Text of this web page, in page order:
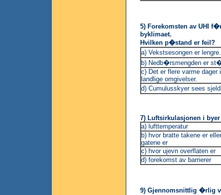
5) Forekomsten av UHI
byklimaet.
Hvilken p�stand er feil?
a) Vekstsesongen er lengre.
b) Nedb�rsmengden er
c) Det er flere varme dager
landlige omgivelser.
d) Cumulusskyer sees
7) Luftsirkulasjonen i
a) lufttemperatur
b) hvor bratte takene er
gatene er
c) hvor ujevn overflaten er
d) forekomst av barrierer
9) Gjennomsnittlig �rlig